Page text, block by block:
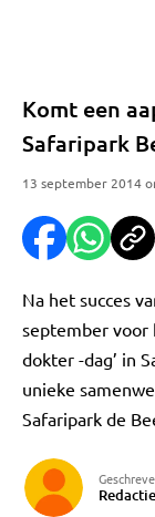
Komt een
Safaripark
13 september 2014
Na het succes
september voor
dokter -dag’ in
unieke
Safaripark de
Redactie